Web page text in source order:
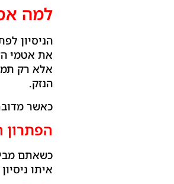
למה
הניסיון
את אטמי
אלא רק
הנזק.
כאשר
הפתרון
כשאתם
איתו